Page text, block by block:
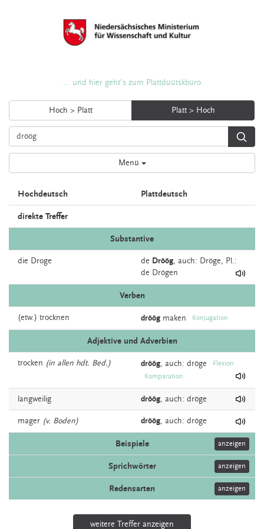
... und hier geht's zum Plattdüütskbüro
Hoch > Platt Platt > Hoch
Menü
Hochdeutsch Plattdeutsch
direkte Treffer
Substantive
die Droge de Dröög, auch: Dröge, Pl.:
de Drögen
Verben
(etw.) trocknen dröög maken Konjugation
Adjektive und Adverbien
trocken (in allen hdt. Bed.) dröög auch: dröge
Flexion
Komparation
langweilig dröög, auch: dröge
mager (v. Boden) dröög, auch: dröge
Beispiele anzeigen
Sprichwörter anzeigen
Redensarten anzeigen
weitere Treffer anzeigen